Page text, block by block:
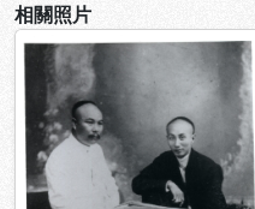
相關照片